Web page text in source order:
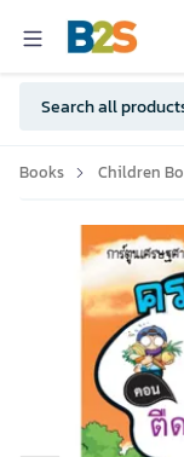
Books Children